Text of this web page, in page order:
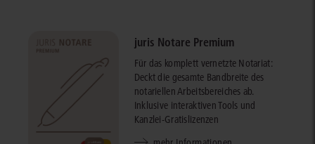
juris Notare Premium
Für das komplett vernetzte Notariat:
Deckt die gesamte Bandbreite des
notariellen Arbeitsbereiches ab.
Inklusive interaktiven Tools und
Kanzlei-Gratislizenzen